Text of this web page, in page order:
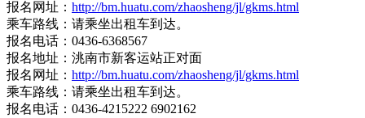
报名网址： http://bm.huatu.com/zhaosheng/jl/gkms.html
乘车路线：请乘坐出租车到达。
报名电话：0436-6368567
报名地址：洮南市新客运站正对面
报名网址： http://bm.huatu.com/zhaosheng/jl/gkms.html
乘车路线：请乘坐出租车到达。
报名电话：0436-4215222 6902162